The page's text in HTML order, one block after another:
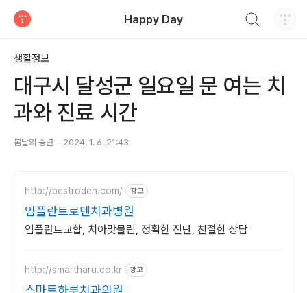
Happy Day
생활정보
대구시 달성군 일요일 문 여는 치
과와 진료 시간
봄날의 중년 2024. 1. 6. 21:43
http://bestroden.com/ 광고
임플란트로덴치과병원
임플란트교합, 치아맞물림, 정확한 진단, 친절한 상담
http://smartharu.co.kr 광고
스마트하루치과의원